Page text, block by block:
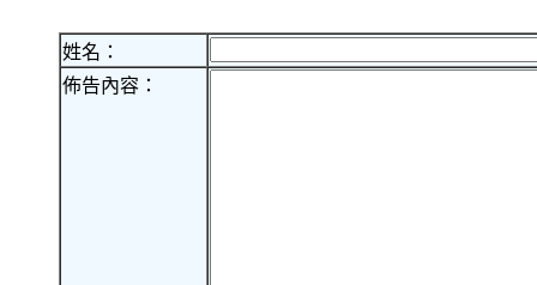
姓名：
佈告內容：